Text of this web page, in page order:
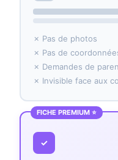
✗ Pas de photos
✗ Pas de
✗ Demandes de
✗ Invisible face aux
FICHE PREMIUM ⭐
✓